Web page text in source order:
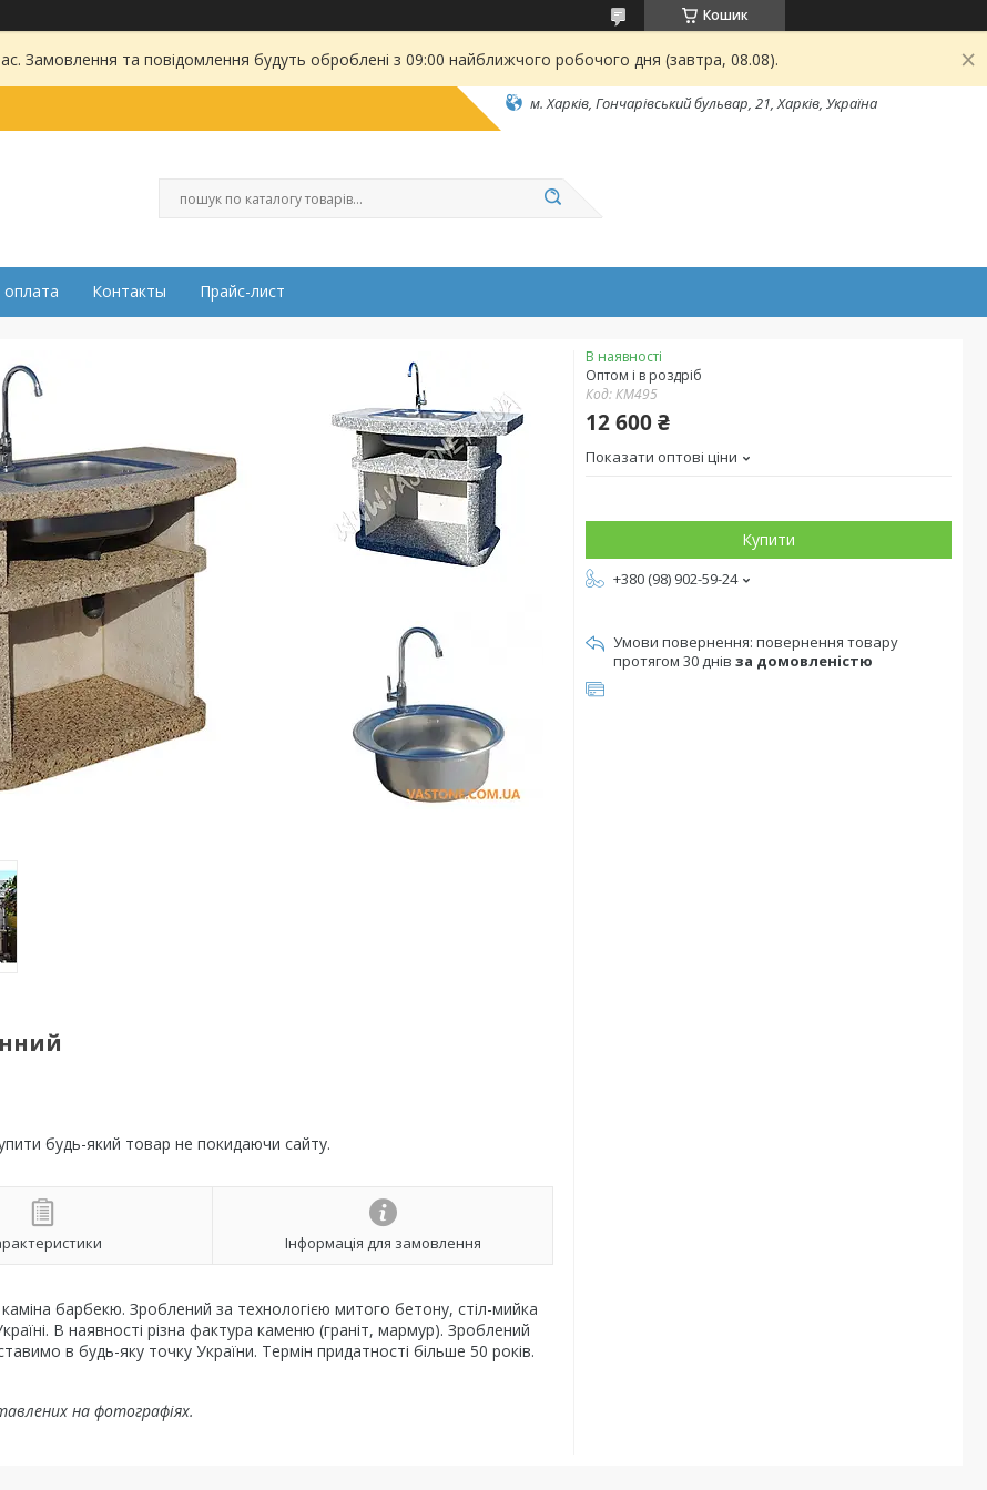
Кошик
Замовлення та повідомлення будуть оброблені з 09:00 найближчого робочого дня (завтра, 08.08).
м. Харків, Гончарівський бульвар, 21, Харків, Україна
Контакты Прайс-лист
будь-який товар не покидаючи сайту.
Інформація для замовлення
барбекю. Зроблений за технологією митого бетону, стіл-мийка
В наявності різна фактура каменю (граніт, мармур). Зроблений
в будь-яку точку України. Термін придатності більше 50 років.
на фотографіях.
В наявності
Оптом і в роздріб
Код:КМ495
12 600 ₴
Показати оптові ціни
Купити
+380 (98) 902-59-24
повернення товару
протягом 30 днів за домовленістю